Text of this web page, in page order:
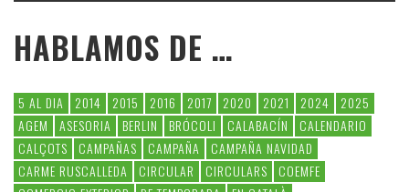
HABLAMOS DE …
5 AL DIA 2014 2015 2016 2017 2020 2021 2024
2025
AGEM
ASESORIA BERLIN BRÓCOLI CALABACÍN
CALENDARIO
CALÇOTS
CAMPAÑAS CAMPAÑA
CAMPAÑA NAVIDAD
CARME RUSCALLEDA
CIRCULAR CIRCULARS
COEMFE